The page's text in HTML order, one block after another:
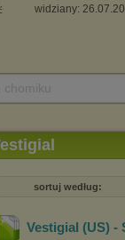
widziany:
sortuj według:
Vestigial (US) -